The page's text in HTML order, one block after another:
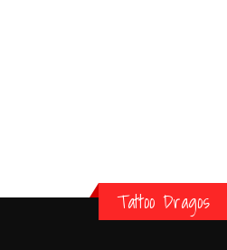
Tattoo Dragos